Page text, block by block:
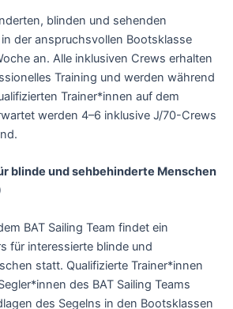
blinden und sehenden
der anspruchsvollen Bootsklasse
an. Alle inklusiven Crews erhalten
Training und werden während
Trainer*innen auf dem
werden 4–6 inklusive J/70-Crews
blinde und sehbehinderte Menschen
BAT Sailing Team findet ein
für interessierte blinde und
statt. Qualifizierte Trainer*innen
des BAT Sailing Teams
des Segelns in den Bootsklassen